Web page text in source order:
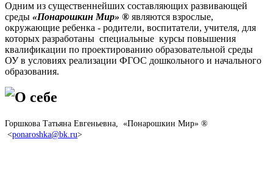
Одним из существеннейших составляющих развивающей
среды «Понарошкин Мир» ® являются взрослые,
окружающие ребенка - родители, воспитатели, учителя, для
которых разработаны специальные курсы повышения
квалификации по проектированию образовательной среды
ОУ в условиях реализации ФГОС дошкольного и начального
образования.
О себе
Горшкова Татьяна Евгеньевна, «Понарошкин Мир» ®
<ponaroshka@bk.ru>